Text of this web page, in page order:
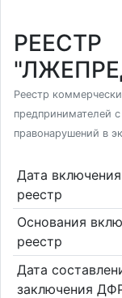
РЕЕСТР
Реестр
предпринимателей
правонарушений в
Дата
реестр
Основания
реестр
Дата
заключения